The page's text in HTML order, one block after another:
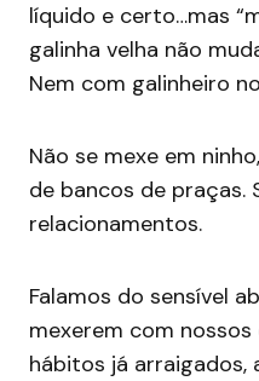
líquido e certo…mas
galinha velha não
Nem com galinheiro
Não se mexe em
de bancos de praças.
relacionamentos.
Falamos do sensível
mexerem com
hábitos já arraigados,